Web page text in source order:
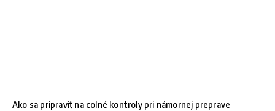
Ako sa pripraviť na colné kontroly pri námornej preprave